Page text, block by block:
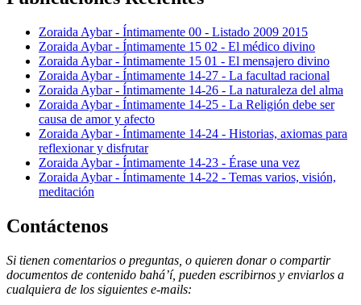
Zoraida Aybar - Íntimamente 00 - Listado 2009 2015
Zoraida Aybar - Íntimamente 15 02 - El médico divino
Zoraida Aybar - Íntimamente 15 01 - El mensajero divino
Zoraida Aybar - Íntimamente 14-27 - La facultad racional
Zoraida Aybar - Íntimamente 14-26 - La naturaleza del alma
Zoraida Aybar - Íntimamente 14-25 - La Religión debe ser
causa de amor y afecto
Zoraida Aybar - Íntimamente 14-24 - Historias, axiomas para
reflexionar y disfrutar
Zoraida Aybar - Íntimamente 14-23 - Érase una vez
Zoraida Aybar - Íntimamente 14-22 - Temas varios, visión,
meditación
Contáctenos
Si tienen comentarios o preguntas, o quieren donar o compartir
documentos de contenido bahá’í, pueden escribirnos y enviarlos a
cualquiera de los siguientes e-mails: